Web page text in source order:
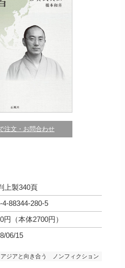
注文・お問合わせ
上製340頁
4-88344-280-5
円（本体2700円）
06/15
アジアと向き合う ノンフィクション